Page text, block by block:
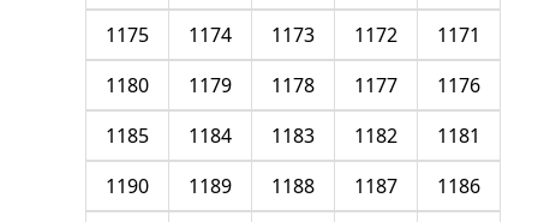
1171
1172
1173
1174
1175
1176
1177
1178
1179
1180
1181
1182
1183
1184
1185
1186
1187
1188
1189
1190